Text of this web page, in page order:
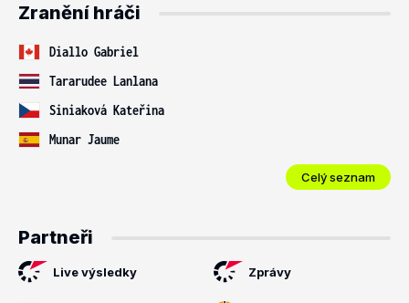
Zranění hráči
Diallo Gabriel
Tararudee Lanlana
Siniaková Kateřina
Munar Jaume
Celý seznam
Partneři
Live výsledky Zprávy